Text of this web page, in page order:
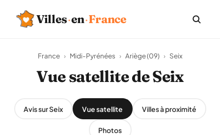
Villes·en·France
France › Midi-Pyrénées › Ariège (09) › Seix
Vue satellite de Seix
Avis sur Seix Vue satellite Villes à proximité
Photos